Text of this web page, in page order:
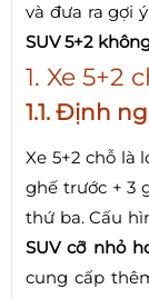
và đưa ra gợi
SUV 5+2
1. Xe 5+2
1.1. Định
Xe 5+2 chỗ là
ghế trước + 3
thứ ba. Cấu
SUV cỡ nhỏ
cung cấp